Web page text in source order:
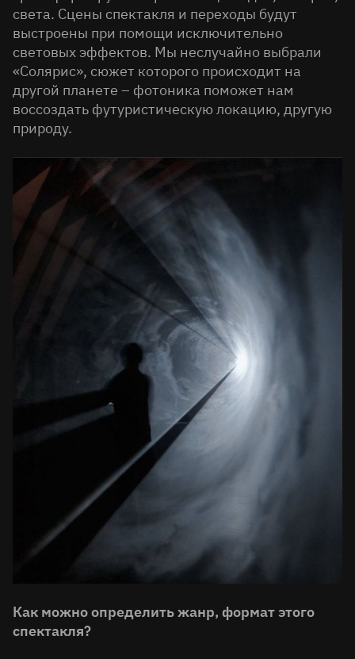
света. Сцены спектакля и переходы будут
выстроены при помощи исключительно
световых эффектов. Мы неслучайно выбрали
«Солярис», сюжет которого происходит на
другой планете – фотоника поможет нам
воссоздать футуристическую локацию, другую
природу.
Как можно определить жанр, формат этого
спектакля?